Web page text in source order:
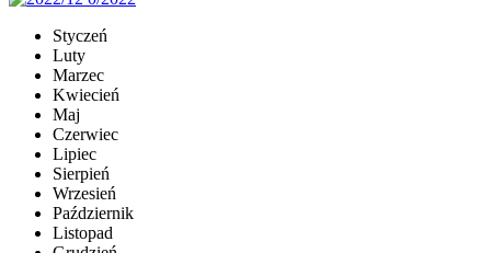
Styczeń
Luty
Marzec
Kwiecień
Maj
Czerwiec
Lipiec
Sierpień
Wrzesień
Październik
Listopad